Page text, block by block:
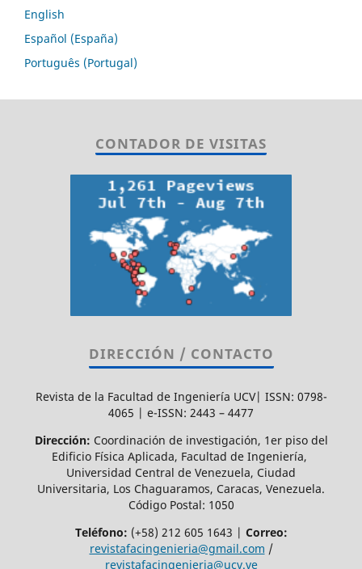
English
Español (España)
Português (Portugal)
CONTADOR DE VISITAS
DIRECCIÓN / CONTACTO
Revista de la Facultad de Ingeniería UCV| ISSN: 0798-
4065 | e-ISSN: 2443 – 4477
Dirección: Coordinación de investigación, 1er piso del
Edificio Física Aplicada, Facultad de Ingeniería,
Universidad Central de Venezuela, Ciudad
Universitaria, Los Chaguaramos, Caracas, Venezuela.
Código Postal: 1050
Teléfono: (+58) 212 605 1643 | Correo:
revistafacingenieria@gmail.com /
revistafacingenieria@ucv.ve